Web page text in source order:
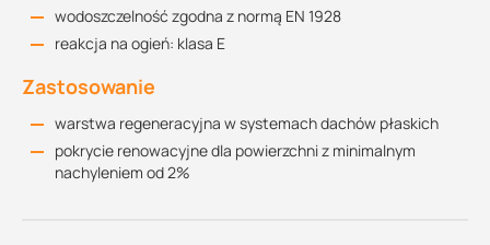
wodoszczelność zgodna z normą EN 1928
reakcja na ogień: klasa E
Zastosowanie
warstwa regeneracyjna w systemach dachów płaskich
pokrycie renowacyjne dla powierzchni z minimalnym
nachyleniem od 2%